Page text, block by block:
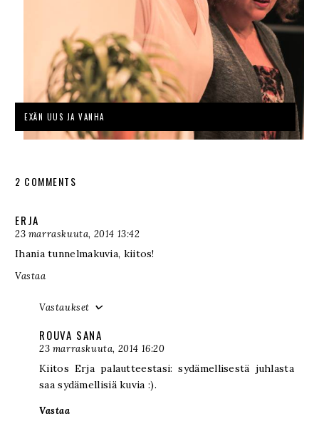
EXÄN UUS JA VANHA
2 COMMENTS
ERJA
23 marraskuuta, 2014 13:42
Ihania tunnelmakuvia, kiitos!
Vastaa
Vastaukset
ROUVA SANA
23 marraskuuta, 2014 16:20
Kiitos Erja palautteestasi: sydämellisestä juhlasta
saa sydämellisiä kuvia :).
Vastaa